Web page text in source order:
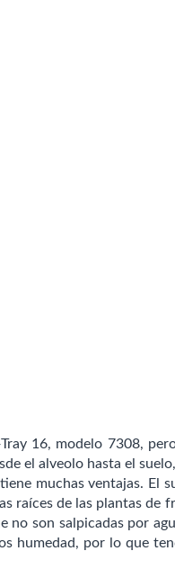
16, modelo 7308,
el alveolo hasta el
muchas ventajas. El
raíces de las plantas de
no son salpicadas por
humedad, por lo que